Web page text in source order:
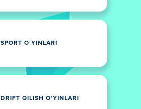
SPORT OʻYINLARI
DRIFT QILISH OʻYINLARI